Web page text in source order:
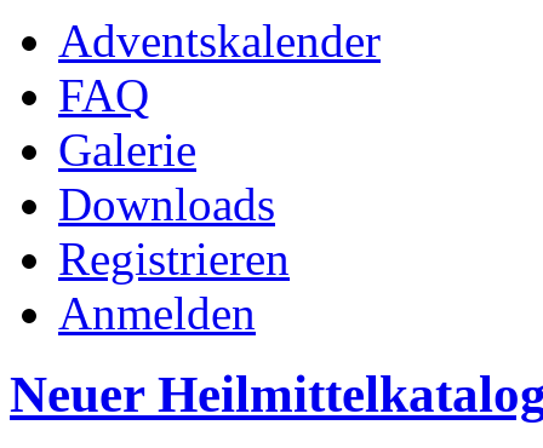
Adventskalender
FAQ
Galerie
Downloads
Registrieren
Anmelden
Neuer